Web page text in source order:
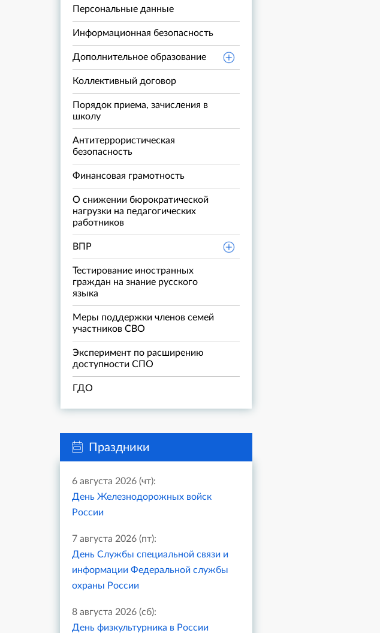
Персональные данные
Информационная безопасность
Дополнительное образование
Коллективный договор
Порядок приема, зачисления в
школу
Антитеррористическая
безопасность
Финансовая грамотность
О снижении бюрократической
нагрузки на педагогических
работников
ВПР
Тестирование иностранных
граждан на знание русского
языка
Меры поддержки членов семей
участников СВО
Эксперимент по расширению
доступности СПО
ГДО
Праздники
6 августа 2026 (чт):
День Железнодорожных войск
России
7 августа 2026 (пт):
День Службы специальной связи и
информации Федеральной службы
охраны России
8 августа 2026 (сб):
День физкультурника в России